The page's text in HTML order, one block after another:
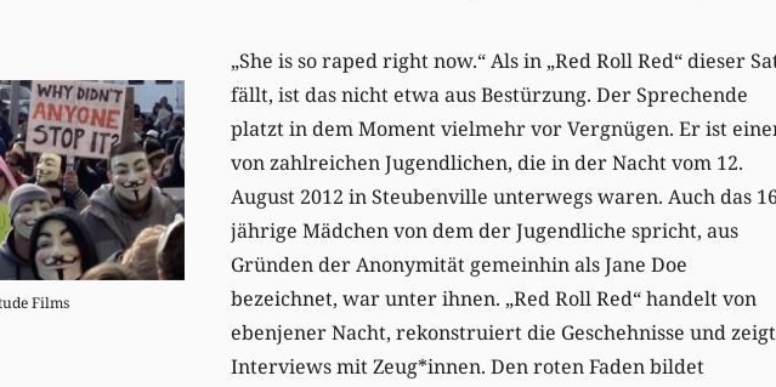
Films
„She is so raped right now.“ Als in „Red Roll Red“ dieser
fällt, ist das nicht etwa aus Bestürzung. Der Sprechende
platzt in dem Moment vielmehr vor Vergnügen. Er ist
von zahlreichen Jugendlichen, die in der Nacht vom 12.
August 2012 in Steubenville unterwegs waren. Auch das
jährige Mädchen von dem der Jugendliche spricht, aus
Gründen der Anonymität gemeinhin als Jane Doe
bezeichnet, war unter ihnen. „Red Roll Red“ handelt von
ebenjener Nacht, rekonstruiert die Geschehnisse und zeigt
Interviews mit Zeug*innen. Den roten Faden bildet